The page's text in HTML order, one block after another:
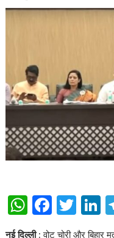
W
h
F
ac
T
w
नई दिल्ली : वोट चोरी और बिहार